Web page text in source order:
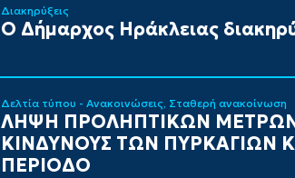
Διακηρύξεις
Ο Δήμαρχος Ηράκλειας
Δελτία τύπου - Ανακοινώσεις Σταθερή ανακοίνωση
ΛΗΨΗ ΠΡΟΛΗΠΤΙΚΩΝ
ΚΙΝΔΥΝΟΥΣ ΤΩΝ ΠΥΡΚΑΓΙΩΝ
ΠΕΡΙΟΔΟ